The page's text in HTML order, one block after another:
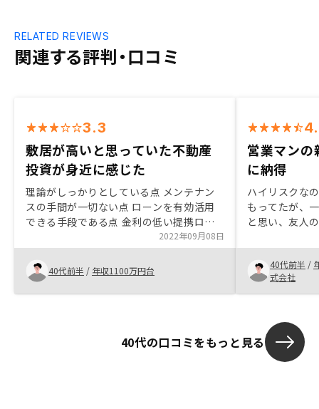
関連する評判・口コミ
RELATED REVIEWS
3.3
敷居が高いと思っていた不動産
投資が身近に感じた
理論がしっかりとしている点 メンテナン
スの手間が一切ない点 ローンを有効活用
できる手段である点 金利の低い提携ロー
ンを利用できる 自分1人ではなかなか手出
しできない領域だったが、ずっと、2000
万の借金をしてしまった
2022年09月08日
40代前半 / 年収1100万円台
営業マンの
に納得
ハイリスクな
もってたが、
と思い、友人
リスクやリタ
た。営業の方
ら、他社とは
いつきません。
40代前半 /
式会社
40代の口コミをもっと見る